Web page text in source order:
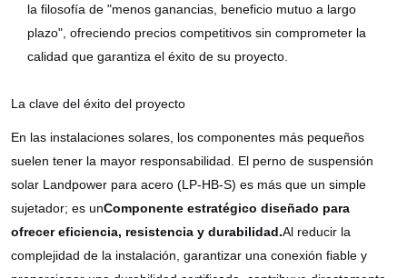
la filosofía de "menos ganancias, beneficio mutuo a largo
plazo", ofreciendo precios competitivos sin comprometer la
calidad que garantiza el éxito de su proyecto.
La clave del éxito del proyecto
En las instalaciones solares, los componentes más pequeños
suelen tener la mayor responsabilidad. El perno de suspensión
solar Landpower para acero (LP-HB-S) es más que un simple
sujetador; es unComponente estratégico diseñado para
ofrecer eficiencia, resistencia y durabilidad.Al reducir la
complejidad de la instalación, garantizar una conexión fiable y